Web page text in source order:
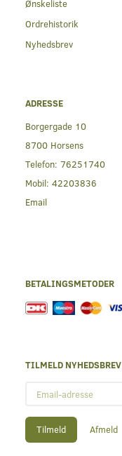
Ønskeliste
Ordrehistorik
Nyhedsbrev
ADRESSE
Borgergade 10
8700 Horsens
Telefon: 76251740
Mobil: 42203836
Email
BETALINGSMETODER
TILMELD NYHEDSBREV
adresse
Tilmeld Afmeld